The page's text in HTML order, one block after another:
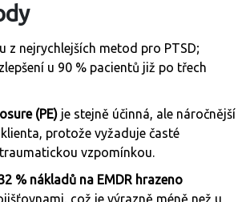
z nejrychlejších metod pro PTSD;
u 90 % pacientů již po třech
(PE) je stejně účinná, ale náročnější
protože vyžaduje časté
vzpomínkou.
% nákladů na EMDR hrazeno
což je výrazně méně než u